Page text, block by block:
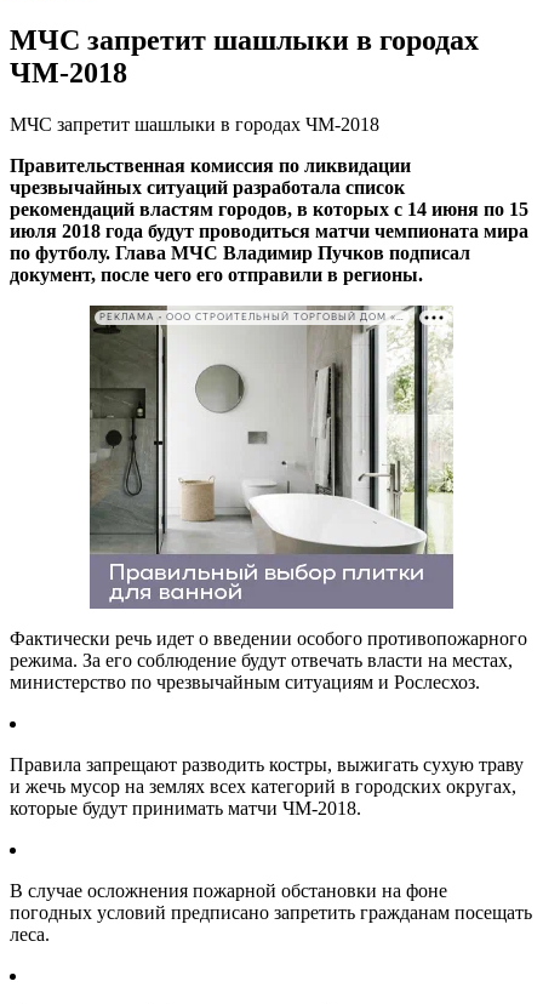
МЧС запретит шашлыки в городах
ЧМ-2018
МЧС запретит шашлыки в городах ЧМ-2018
Правительственная комиссия по ликвидации
чрезвычайных ситуаций разработала список
рекомендаций властям городов, в которых с 14 июня по 15
июля 2018 года будут проводиться матчи чемпионата мира
по футболу. Глава МЧС Владимир Пучков подписал
документ, после чего его отправили в регионы.
РЕКЛАМА • ООО СТРОИТЕЛЬНЫЙ ТОРГОВЫЙ ДОМ «ПЕТРОВИЧ». ИНН: 7802348846
Фактически речь идет о введении особого противопожарного
режима. За его соблюдение будут отвечать власти на местах,
министерство по чрезвычайным ситуациям и Рослесхоз.
Правила запрещают разводить костры, выжигать сухую траву
и жечь мусор на землях всех категорий в городских округах,
которые будут принимать матчи ЧМ-2018.
В случае осложнения пожарной обстановки на фоне
погодных условий предписано запретить гражданам посещать
леса.